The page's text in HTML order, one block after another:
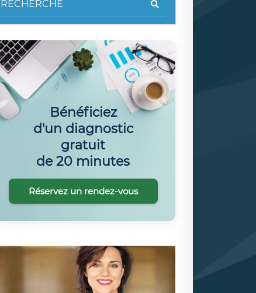
Bénéficiez
d'un diagnostic
gratuit
de 20 minutes
Réservez un rendez-vous